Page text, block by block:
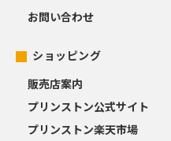
お問い合わせ
ショッピング
販売店案内
プリンストン公式サイト
プリンストン楽天市場